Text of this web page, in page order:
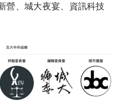
營、城大夜宴、資訊科技